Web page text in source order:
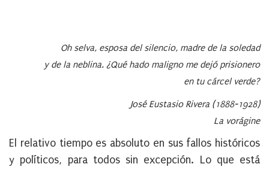
Oh selva, esposa del silencio, madre de la soledad
y de la neblina. ¿Qué hado maligno me dejó prisionero
en tu cárcel verde?
José Eustasio Rivera (1888-1928)
La vorágine
El relativo tiempo es absoluto en sus fallos históricos
y políticos, para todos sin excepción. Lo que está